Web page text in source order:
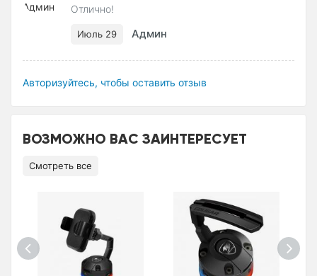
Отлично!
Июль 29 Админ
Авторизуйтесь, чтобы оставить отзыв
ВОЗМОЖНО ВАС ЗАИНТЕРЕСУЕТ
Смотреть все